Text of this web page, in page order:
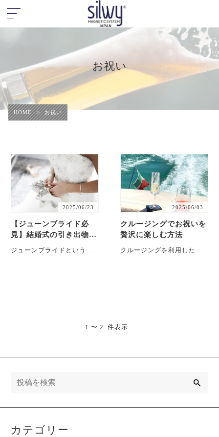
お祝い
HOME > お祝い
2025/06/23
【ジューンブライド必
見】結婚式の引き出物
に“くっついて離れな
い”グラスを選ぶ理由と
ジューンブライドという特
2025/06/03
クルージングでお祝いを
贅沢に楽しむ方法
クルージングを利用したお
1 〜 2 件表示
カテゴリー